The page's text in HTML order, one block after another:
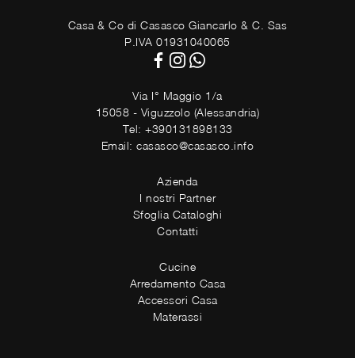
Casa & Co di Casasco Giancarlo & C. Sas
P.IVA 01931040065
Via I° Maggio 1/a
15058 - Viguzzolo (Alessandria)
Tel: +390131898133
Email: casasco@casasco.info
Azienda
I nostri Partner
Sfoglia Cataloghi
Contatti
Cucine
Arredamento Casa
Accessori Casa
Materassi